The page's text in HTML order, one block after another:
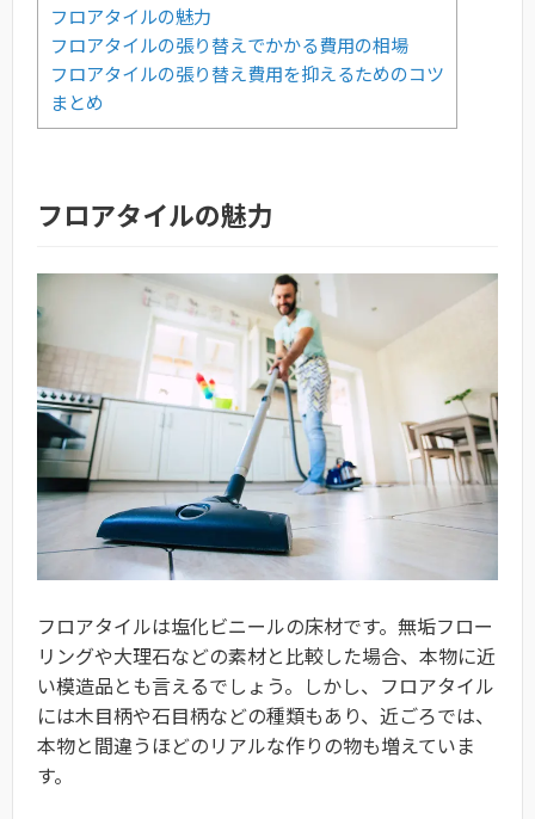
フロアタイルの魅力
フロアタイルの張り替えでかかる費用の相場
フロアタイルの張り替え費用を抑えるためのコツ
まとめ
フロアタイルの魅力
フロアタイルは塩化ビニールの床材です。無垢フロー
リングや大理石などの素材と比較した場合、本物に近
い模造品とも言えるでしょう。しかし、フロアタイル
には木目柄や石目柄などの種類もあり、近ごろでは、
本物と間違うほどのリアルな作りの物も増えていま
す。